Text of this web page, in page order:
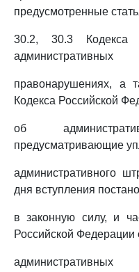
предусмотренные
30.2, 30.3 Кодекса
административных
правонарушениях, а
Кодекса Российской
об
предусматривающие
административного
дня вступления
в законную силу, и
Российской Федерации